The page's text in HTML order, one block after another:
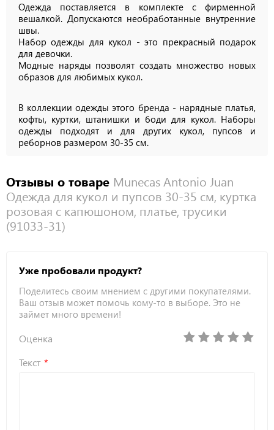
Одежда поставляется в комплекте с фирменной
вешалкой. Допускаются необработанные внутренние
швы.
Набор одежды для кукол - это прекрасный подарок
для девочки.
Модные наряды позволят создать множество новых
образов для любимых кукол.
В коллекции одежды этого бренда - нарядные платья,
кофты, куртки, штанишки и боди для кукол. Наборы
одежды подходят и для других кукол, пупсов и
реборнов размером 30-35 см.
Отзывы о товаре Munecas Antonio Juan
Одежда для кукол и пупсов 30-35 см, куртка
розовая с капюшоном, платье, трусики
(91033-31)
Уже пробовали продукт?
Поделитесь своим мнением с другими покупателями.
Ваш отзыв может помочь кому-то в выборе. Это не
займет много времени!
Оценка
Текст